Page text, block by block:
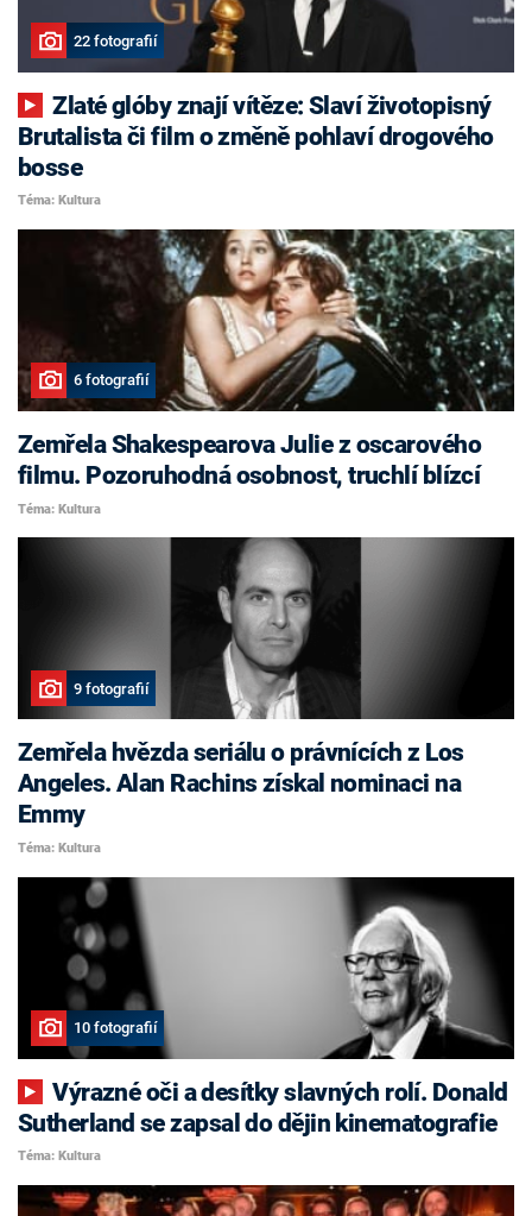
22 fotografií
Zlaté glóby znají vítěze: Slaví životopisný
Brutalista či film o změně pohlaví drogového
bosse
Téma: Kultura
6 fotografií
Zemřela Shakespearova Julie z oscarového
filmu. Pozoruhodná osobnost, truchlí blízcí
Téma: Kultura
9 fotografií
Zemřela hvězda seriálu o právnících z Los
Angeles. Alan Rachins získal nominaci na
Emmy
Téma: Kultura
10 fotografií
Výrazné oči a desítky slavných rolí. Donald
Sutherland se zapsal do dějin kinematografie
Téma: Kultura